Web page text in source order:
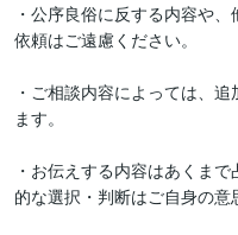
・公序良俗に反する内容や
依頼はご遠慮ください。
・ご相談内容によっては、
ます。
・お伝えする内容はあくま
的な選択・判断はご自身の意